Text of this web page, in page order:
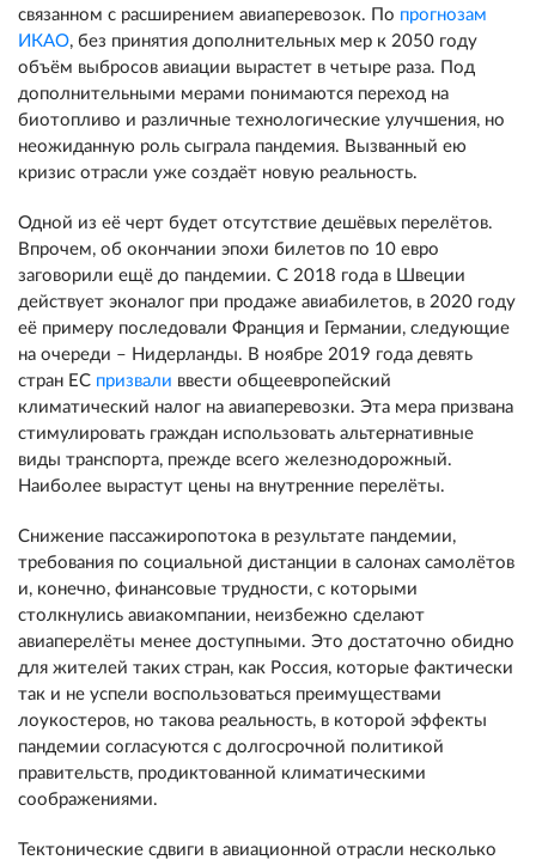
связанном с расширением авиаперевозок. По прогнозам
ИКАО, без принятия дополнительных мер к 2050 году
объём выбросов авиации вырастет в четыре раза. Под
дополнительными мерами понимаются переход на
биотопливо и различные технологические улучшения, но
неожиданную роль сыграла пандемия. Вызванный ею
кризис отрасли уже создаёт новую реальность.
Одной из её черт будет отсутствие дешёвых перелётов.
Впрочем, об окончании эпохи билетов по 10 евро
заговорили ещё до пандемии. С 2018 года в Швеции
действует эконалог при продаже авиабилетов, в 2020 году
её примеру последовали Франция и Германии, следующие
на очереди – Нидерланды. В ноябре 2019 года девять
стран ЕС призвали ввести общеевропейский
климатический налог на авиаперевозки. Эта мера призвана
стимулировать граждан использовать альтернативные
виды транспорта, прежде всего железнодорожный.
Наиболее вырастут цены на внутренние перелёты.
Снижение пассажиропотока в результате пандемии,
требования по социальной дистанции в салонах самолётов
и, конечно, финансовые трудности, с которыми
столкнулись авиакомпании, неизбежно сделают
авиаперелёты менее доступными. Это достаточно обидно
для жителей таких стран, как Россия, которые фактически
так и не успели воспользоваться преимуществами
лоукостеров, но такова реальность, в которой эффекты
пандемии согласуются с долгосрочной политикой
правительств, продиктованной климатическими
соображениями.
Тектонические сдвиги в авиационной отрасли несколько